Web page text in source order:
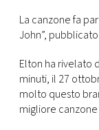
La canzone fa
John”,
Elton ha rivelato
minuti, il 27
molto questo
migliore canzone